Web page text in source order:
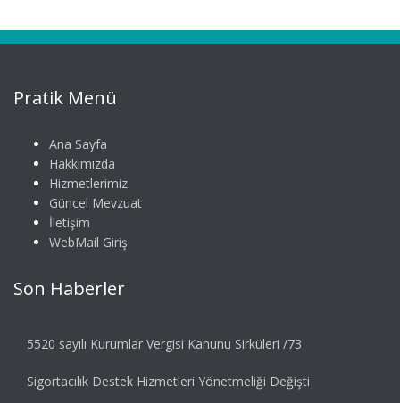
Pratik Menü
Ana Sayfa
Hakkımızda
Hizmetlerimiz
Güncel Mevzuat
İletişim
WebMail Giriş
Son Haberler
5520 sayılı Kurumlar Vergisi Kanunu Sirküleri /73
Sigortacılık Destek Hizmetleri Yönetmeliği Değişti